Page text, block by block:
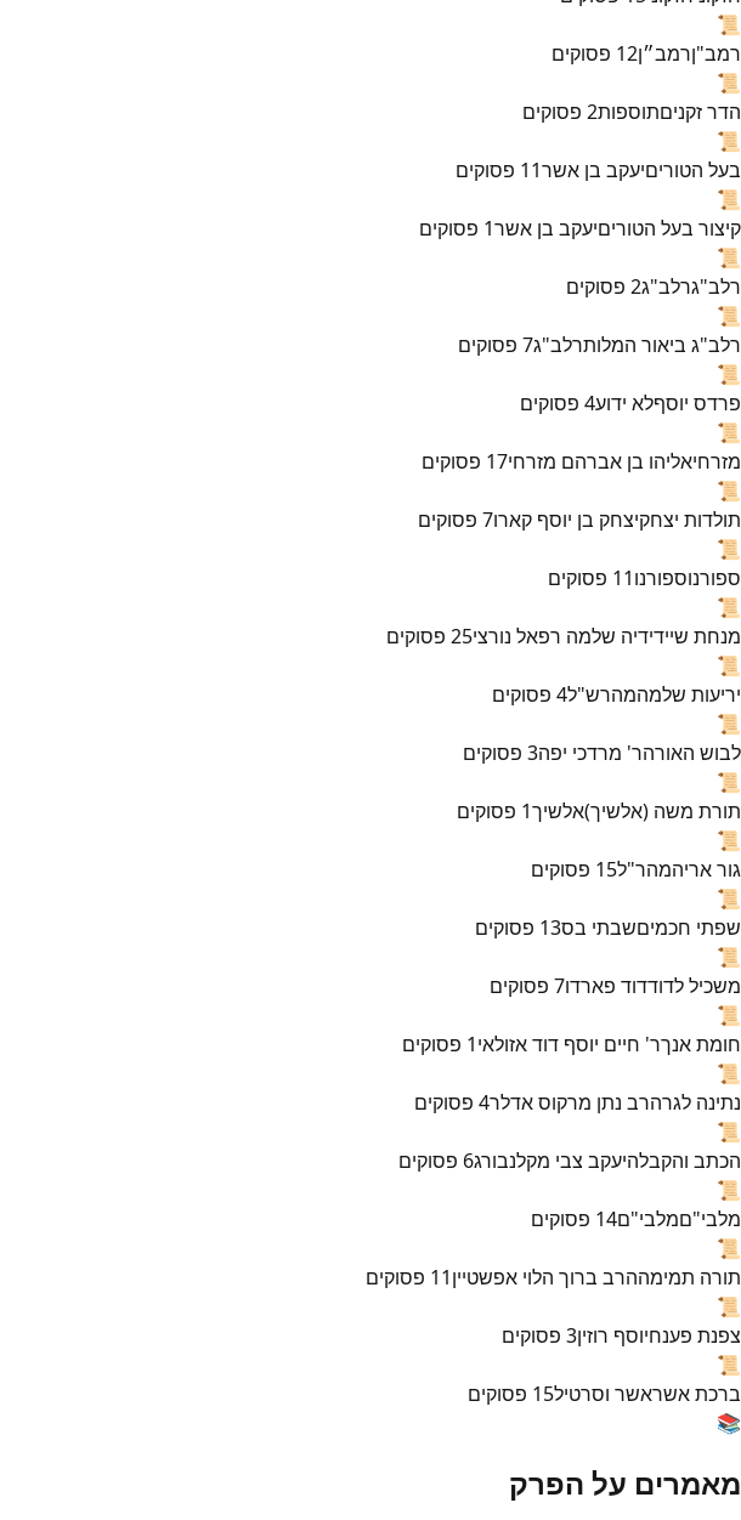
📜
רמב"ןרמב״ן12 פסוקים
📜
הדר זקניםתוספות2 פסוקים
📜
בעל הטוריםיעקב בן אשר11 פסוקים
📜
קיצור בעל הטוריםיעקב בן אשר1 פסוקים
📜
רלב"גרלב"ג2 פסוקים
📜
רלב"ג ביאור המלותרלב"ג7 פסוקים
📜
פרדס יוסףלא ידוע4 פסוקים
📜
מזרחיאליהו בן אברהם מזרחי17 פסוקים
📜
תולדות יצחקיצחק בן יוסף קארו7 פסוקים
📜
ספורנוספורנו11 פסוקים
📜
מנחת שיידידיה שלמה רפאל נורצי25 פסוקים
📜
יריעות שלמהמהרש"ל4 פסוקים
📜
לבוש האורהר' מרדכי יפה3 פסוקים
📜
תורת משה (אלשיך)אלשיך1 פסוקים
📜
גור אריהמהר"ל15 פסוקים
📜
שפתי חכמיםשבתי בס13 פסוקים
📜
משכיל לדודדוד פארדו7 פסוקים
📜
חומת אנךר' חיים יוסף דוד אזולאי1 פסוקים
📜
נתינה לגרהרב נתן מרקוס אדלר4 פסוקים
📜
הכתב והקבלהיעקב צבי מקלנבורג6 פסוקים
📜
מלבי"םמלבי"ם14 פסוקים
📜
תורה תמימההרב ברוך הלוי אפשטיין11 פסוקים
📜
צפנת פענחיוסף רוזין3 פסוקים
📜
ברכת אשראשר וסרטיל15 פסוקים
📚
מאמרים על הפרק